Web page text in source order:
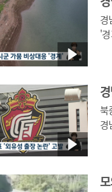
경
'경계
시
북
경
구